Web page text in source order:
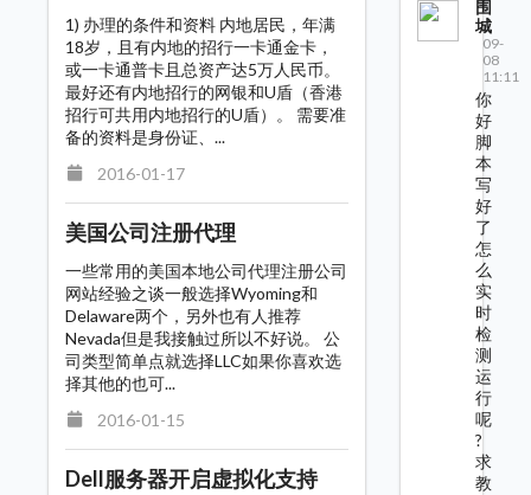
1) 办理的条件和资料 内地居民，年满
18岁，且有内地的招行一卡通金卡，
或一卡通普卡且总资产达5万人民币。
最好还有内地招行的网银和U盾（香港
招行可共用内地招行的U盾）。 需要准
备的资料是身份证、...
2016-01-17
美国公司注册代理
一些常用的美国本地公司代理注册公司
网站经验之谈一般选择Wyoming和
Delaware两个，另外也有人推荐
Nevada但是我接触过所以不好说。 公
司类型简单点就选择LLC如果你喜欢选
择其他的也可...
2016-01-15
Dell服务器开启虚拟化支持
围
城
09-
08
11:11
你
好
脚
本
写
好
了
怎
么
实
时
检
测
运
行
呢
?
求
教